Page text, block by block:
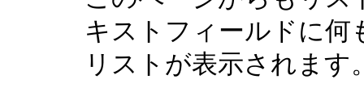
キストフィールドに何
リストが表示されます